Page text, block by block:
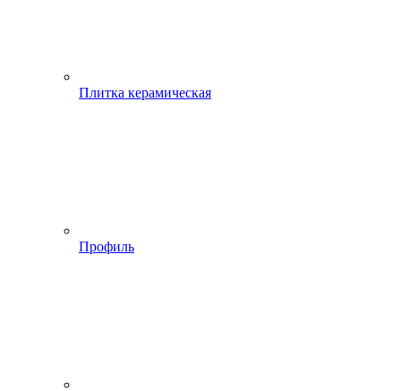
Плитка керамическая
Профиль